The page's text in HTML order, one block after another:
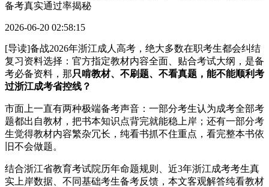
备考真实通过率揭秘
2026-06-20 02:58:15
[导读]备战2026年浙江成人高考，绝大多数在职考生都会纠结
复习资料选择：官方指定教材内容全面、贴合考试大纲，是备
考必备资料，那只啃教材、不刷题、不看真题，能不能顺利考
过浙江成考省控线？
市面上一直有两种极端备考声音：一部分考生认为成考全部考
题都出自教材，把书本知识点背完就能稳上岸；还有一部分考
生觉得教材内容繁杂冗长，纯看书抓不住重点，看完整本书依
旧不会做题。
结合浙江省教育考试院历年命题规则、近3年浙江成考考生真
实上岸数据、不同基础考生备考反馈，本文客观解答纯看教材